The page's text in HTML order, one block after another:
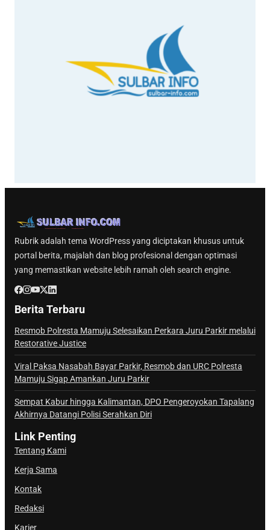
Rubrik adalah tema WordPress yang diciptakan khusus untuk
portal berita, majalah dan blog profesional dengan optimasi
yang memastikan website lebih ramah oleh search engine.
Berita Terbaru
Resmob Polresta Mamuju Selesaikan Perkara Juru Parkir melalui
Restorative Justice
Viral Paksa Nasabah Bayar Parkir, Resmob dan URC Polresta
Mamuju Sigap Amankan Juru Parkir
Sempat Kabur hingga Kalimantan, DPO Pengeroyokan Tapalang
Akhirnya Datangi Polisi Serahkan Diri
Link Penting
Tentang Kami
Kerja Sama
Kontak
Redaksi
Karier